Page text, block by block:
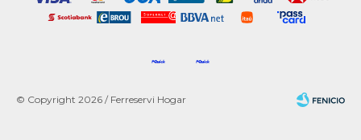
© Copyright 2026 / Ferreservi Hogar